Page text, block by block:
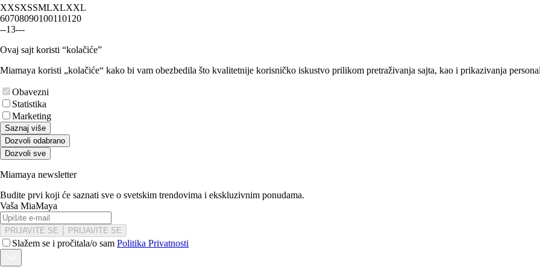
XXSXSSMLXLXXL
60708090100110120
--13---
Ovaj sajt koristi “kolačiće”
Miamaya koristi „kolačiće“ kako bi vam obezbedila što kvalitetnije korisničko iskustvo prilikom pretraživanja sajta, kao i prikazivanja
Obavezni
Statistika
Marketing
Saznaj više
Dozvoli odabrano
Dozvoli sve
Miamaya newsletter
Budite prvi koji će saznati sve o svetskim trendovima i ekskluzivnim ponudama.
Vaša MiaMaya
PRIJAVITE SE PRIJAVITE SE
Slažem se i pročitala/o sam Politika Privatnosti